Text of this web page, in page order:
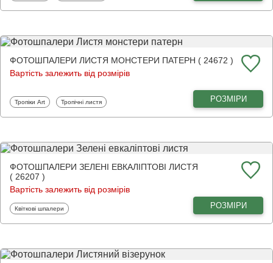
ФОТОШПАЛЕРИ ЛИСТЯ МОНСТЕРИ ПАТЕРН ( 24672 )
Вартість залежить від розмірів
Фотошпалери
Тропіки Art Фотошпалери
Тропічні листя РОЗМІРИ
ФОТОШПАЛЕРИ ЗЕЛЕНІ ЕВКАЛІПТОВІ ЛИСТЯ
( 26207 )
Вартість залежить від розмірів
Фотошпалери
Квіткові шпалери РОЗМІРИ